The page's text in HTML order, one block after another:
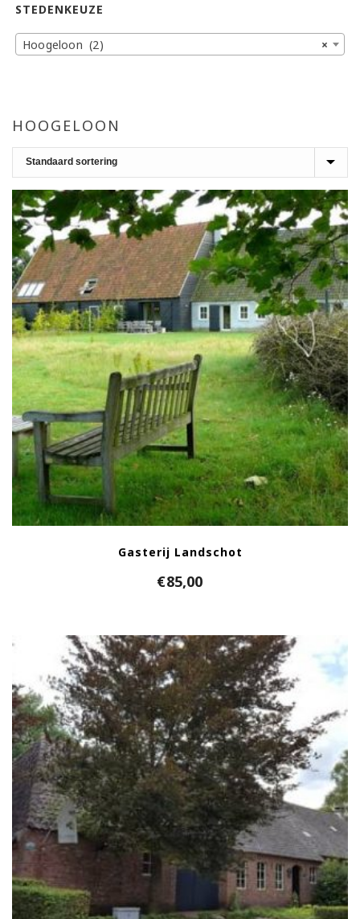
HOOGELOON
Gasterij Landschot
€85,00
STEDENKEUZE
×
Hoogeloon (2)